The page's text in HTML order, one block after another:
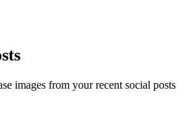
images from your recent social posts